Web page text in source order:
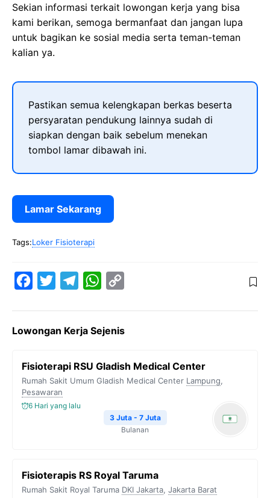
Sekian informasi terkait lowongan kerja yang bisa
kami berikan, semoga bermanfaat dan jangan lupa
untuk bagikan ke sosial media serta teman-teman
kalian ya.
Pastikan semua kelengkapan berkas beserta
persyaratan pendukung lainnya sudah di
siapkan dengan baik sebelum menekan
tombol lamar dibawah ini.
Lamar Sekarang
Tags:Loker Fisioterapi
e
o
o
k
t
e
r
e
r
m
W
t
A
y
i
Lowongan Kerja Sejenis
Fisioterapi RSU Gladish Medical Center
Rumah Sakit Umum Gladish Medical Center Lampung,
Pesawaran
6 Hari yang lalu
3 Juta - 7 Juta
Bulanan
Fisioterapis RS Royal Taruma
Rumah Sakit Royal Taruma DKI Jakarta, Jakarta Barat